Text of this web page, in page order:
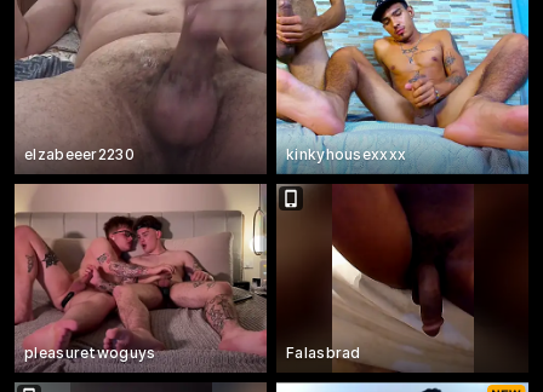
elzabeeer2230 kinkyhousexxxx
pleasuretwoguys Falasbrad